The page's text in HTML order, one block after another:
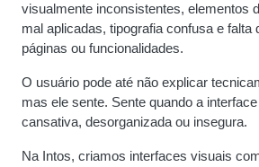
visualmente inconsistentes, elementos
mal aplicadas, tipografia confusa e falta
páginas ou funcionalidades.
O usuário pode até não explicar
mas ele sente. Sente quando a
cansativa, desorganizada ou insegura.
Na Intos, criamos interfaces visuais